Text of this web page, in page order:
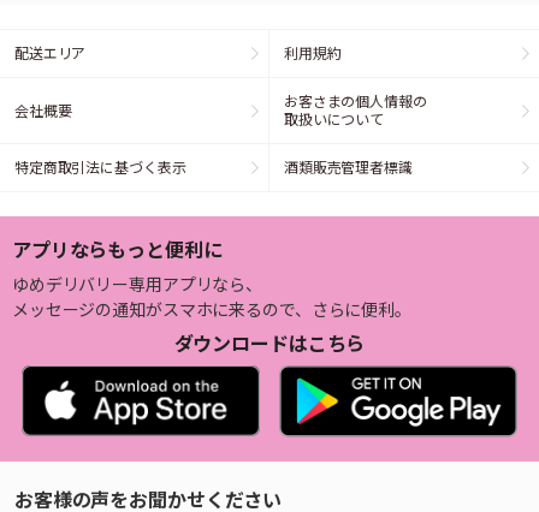
配送エリア 利用規約
会社概要
お客さまの個人情報の
取扱いについて
特定商取引法に基づく表示 酒類販売管理者標識
アプリならもっと便利に
ゆめデリバリー専用アプリなら、
メッセージの通知がスマホに来るので、さらに便利。
ダウンロードはこちら
お客様の声をお聞かせください